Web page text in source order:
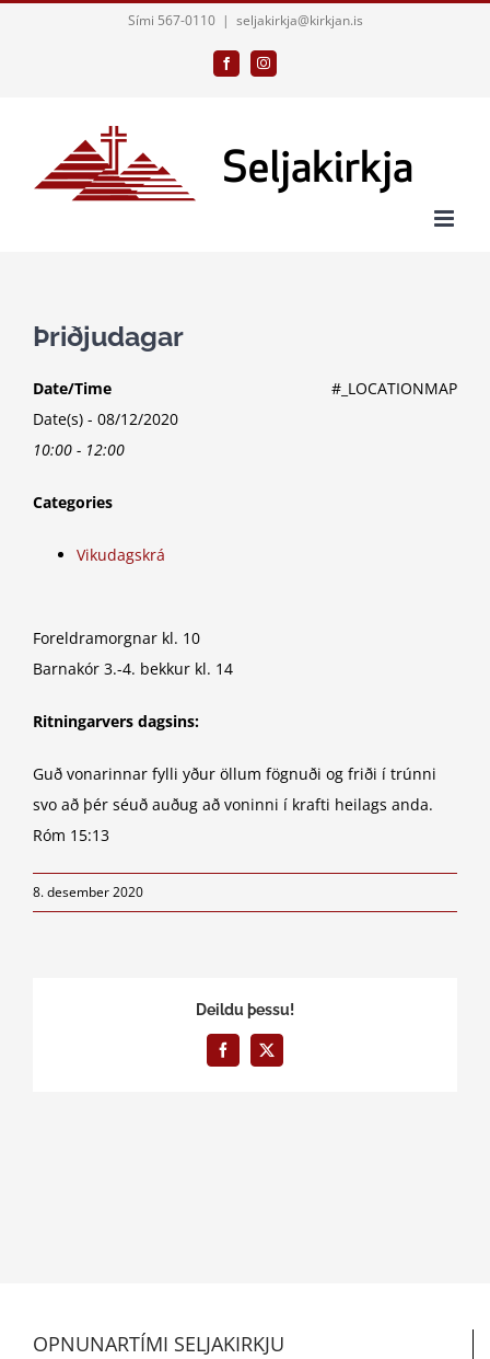
Sími 567-0110 | seljakirkja@kirkjan.is
FacebookInstagram
Þriðjudagar
#_LOCATIONMAP
Date/Time
Date(s) - 08/12/2020
10:00 - 12:00
Categories
Vikudagskrá
Foreldramorgnar kl. 10
Barnakór 3.-4. bekkur kl. 14
Ritningarvers dagsins:
Guð vonarinnar fylli yður öllum fögnuði og friði í trúnni
svo að þér séuð auðug að voninni í krafti heilags anda.
Róm 15:13
8. desember 2020
Deildu þessu!
Facebook
X
OPNUNARTÍMI SELJAKIRKJU